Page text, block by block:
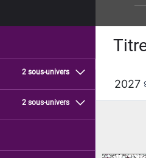
2 sous-univers
2 sous-univers
2027